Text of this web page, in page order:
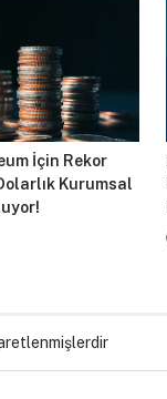
İçin Rekor
Kurumsal